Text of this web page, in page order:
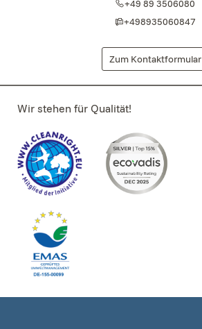
+49 89 3506080
+498935060847
Zum Kontaktformular
Wir stehen für Qualität!